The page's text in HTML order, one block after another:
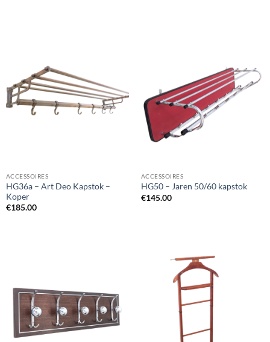
ACCESSOIRES
HG36a – Art Deo Kapstok –
Koper
€185.00
ACCESSOIRES
HG50 – Jaren 50/60 kapstok
€145.00